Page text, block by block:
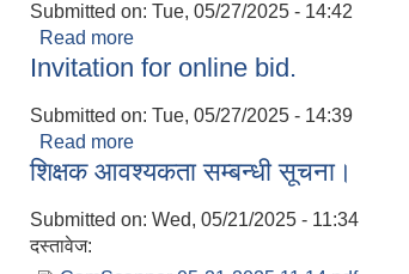
Submitted on: Tue, 05/27/2025 - 14:42
Read more
Invitation for online bid.
Submitted on: Tue, 05/27/2025 - 14:39
Read more
शिक्षक आवश्यकता सम्बन्धी सूचना।
Submitted on: Wed, 05/21/2025 - 11:34
दस्तावेज: